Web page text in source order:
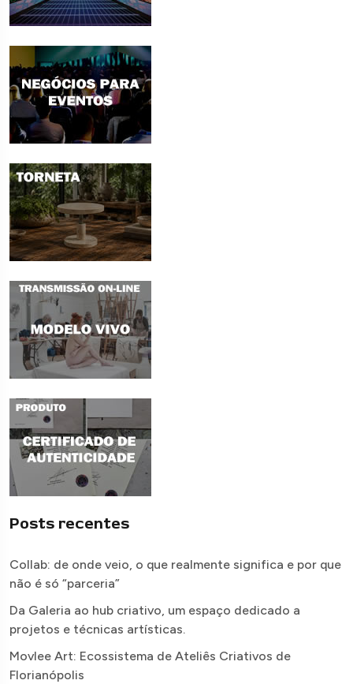
Posts recentes
Collab: de onde veio, o que realmente significa e por que
não é só “parceria”
Da Galeria ao hub criativo, um espaço dedicado a
projetos e técnicas artísticas.
Movlee Art: Ecossistema de Ateliês Criativos de
Florianópolis